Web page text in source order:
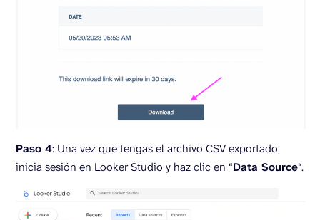
Paso 4: Una vez que tengas el archivo CSV exportado,
inicia sesión en Looker Studio y haz clic en “Data Source“.